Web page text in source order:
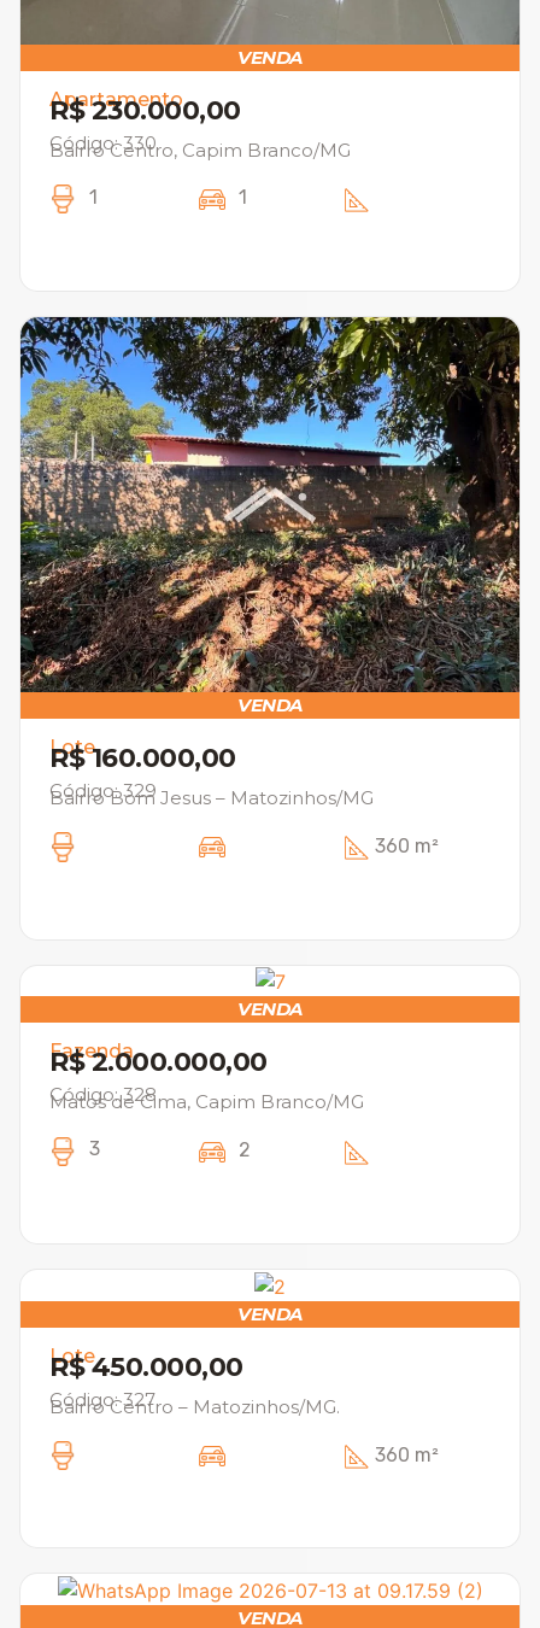
VENDA
Apartamento
R$ 230.000,00
Código: 330
Bairro Centro, Capim Branco/MG
1 1
VENDA
Lote
R$ 160.000,00
Código: 329
Bairro Bom Jesus – Matozinhos/MG
360 m²
VENDA
Fazenda
R$ 2.000.000,00
Código: 328
Matos de Cima, Capim Branco/MG
3 2
VENDA
Lote
R$ 450.000,00
Código: 327
Bairro Centro – Matozinhos/MG.
360 m²
VENDA